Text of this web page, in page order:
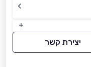
יצירת קשר